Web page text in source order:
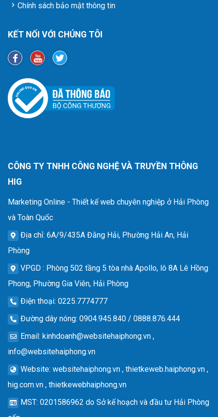
Chính sách bảo mật thông tin
KẾT NỐI VỚI CHÚNG TÔI
CÔNG TY TNHH CÔNG NGHỆ VÀ TRUYỀN THÔNG
HIG
Marketing Online - Thiết kế web chuyên nghiệp ở Hải Phòng
và Toàn Quốc
Địa chỉ: 6A/9/435A Đằng Hải, Phường Hải An, Hải
Phòng
VPGD : Phòng 502 tầng 5 tòa nhà Apollo, lô 8A Lê Hồng
Phong, Phường Gia Viên, Hải Phòng
Điện thoại: 0225.7774777
Đường dây nóng: 0904.945.840 / 0888.876.444
Email: kinhdoanh@websitehaiphong.vn ,
info@websitehaiphong.vn
Website: websitehaiphong.vn , thietkeweb.haiphong.vn ,
hig.com.vn , thietkewebhaiphong.vn
MST: 0201586962 do Sở kế hoạch và đầu tư Hải Phòng